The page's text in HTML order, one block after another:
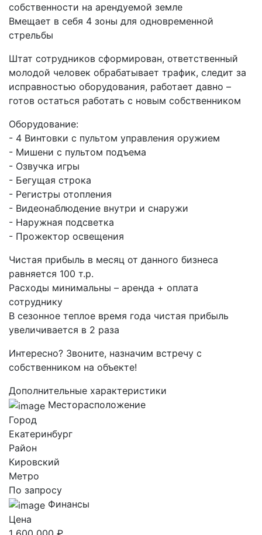
собственности на арендуемой земле
Вмещает в себя 4 зоны для одновременной
стрельбы
Штат сотрудников сформирован, ответственный
молодой человек обрабатывает трафик, следит за
исправностью оборудования, работает давно –
готов остаться работать с новым собственником
Оборудование:
- 4 Винтовки с пультом управления оружием
- Мишени с пультом подъема
- Озвучка игры
- Бегущая строка
- Регистры отопления
- Видеонаблюдение внутри и снаружи
- Наружная подсветка
- Прожектор освещения
Чистая прибыль в месяц от данного бизнеса
равняется 100 т.р.
Расходы минимальны – аренда + оплата
сотруднику
В сезонное теплое время года чистая прибыль
увеличивается в 2 раза
Интересно? Звоните, назначим встречу с
собственником на объекте!
Дополнительные характеристики
Месторасположение
Город
Екатеринбург
Район
Кировский
Метро
По запросу
Финансы
Цена